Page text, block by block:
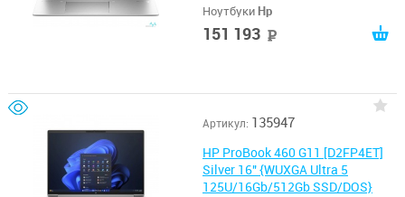
Ноутбуки Hp
151 193
Артикул: 135947
HP ProBook 460 G11 [D2FP4ET]
Silver 16" {WUXGA Ultra 5
125U/16Gb/512Gb SSD/DOS}